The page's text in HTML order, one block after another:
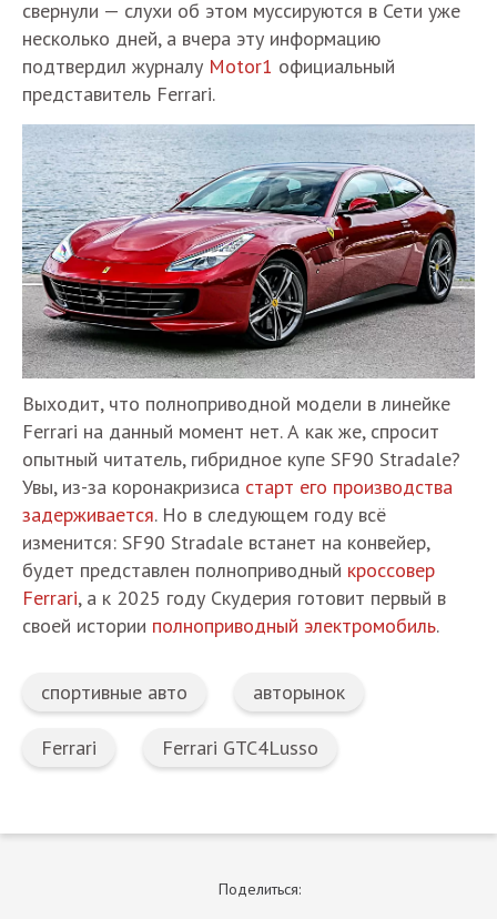
свернули — слухи об этом муссируются в Сети уже
несколько дней, а вчера эту информацию
подтвердил журналу Motor1 официальный
представитель Ferrari.
Выходит, что полноприводной модели в линейке
Ferrari на данный момент нет. А как же, спросит
опытный читатель, гибридное купе SF90 Stradale?
Увы, из-за коронакризиса старт его производства
задерживается. Но в следующем году всё
изменится: SF90 Stradale встанет на конвейер,
будет представлен полноприводный кроссовер
Ferrari, а к 2025 году Скудерия готовит первый в
своей истории полноприводный электромобиль.
спортивные авто авторынок
Ferrari Ferrari GTC4Lusso
Поделиться: